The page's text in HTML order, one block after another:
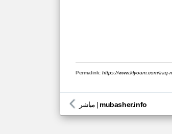
Permalink:
مباشر | mubasher.info